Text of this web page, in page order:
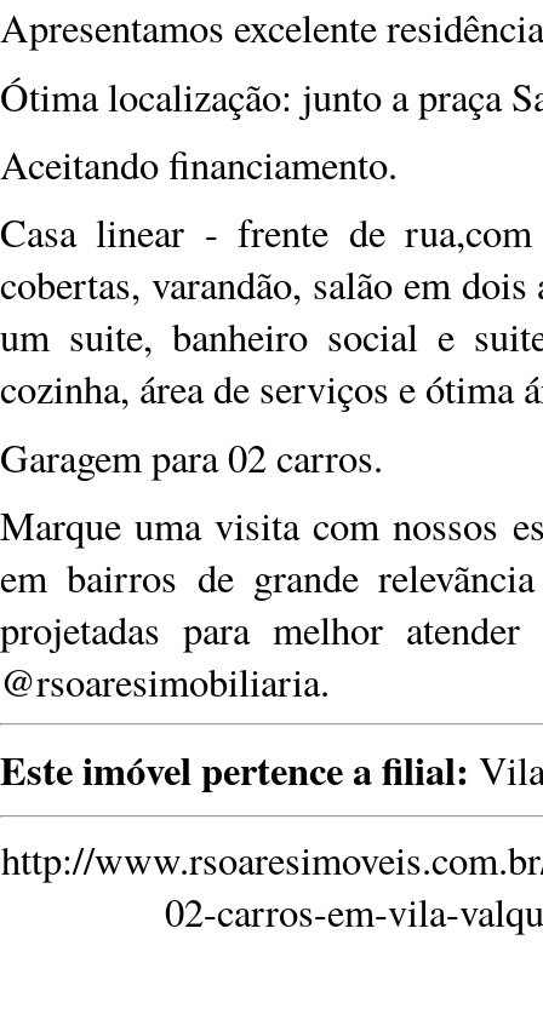
Apresentamos excelente
Ótima localização: junto a praça
Aceitando financiamento.
Casa linear - frente de
cobertas, varandão, salão em
um suite, banheiro social e
cozinha, área de serviços e ótima
Garagem para 02 carros.
Marque uma visita com nossos
em bairros de grande
projetadas para melhor
@rsoaresimobiliaria.
Este imóvel pertence a filial:
http://
02-carros-em-vila-